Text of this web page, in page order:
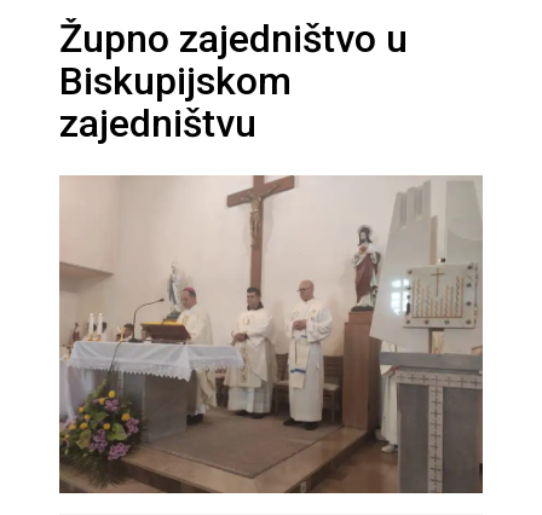
Župno zajedništvo u
Biskupijskom
zajedništvu